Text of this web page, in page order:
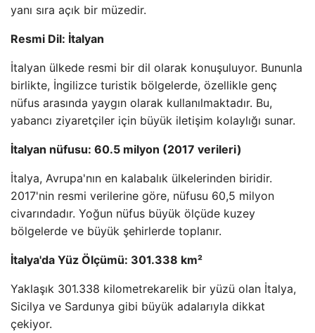
yanı sıra açık bir müzedir.
Resmi Dil: İtalyan
İtalyan ülkede resmi bir dil olarak konuşuluyor. Bununla
birlikte, İngilizce turistik bölgelerde, özellikle genç
nüfus arasında yaygın olarak kullanılmaktadır. Bu,
yabancı ziyaretçiler için büyük iletişim kolaylığı sunar.
İtalyan nüfusu: 60.5 milyon (2017 verileri)
İtalya, Avrupa'nın en kalabalık ülkelerinden biridir.
2017'nin resmi verilerine göre, nüfusu 60,5 milyon
civarındadır. Yoğun nüfus büyük ölçüde kuzey
bölgelerde ve büyük şehirlerde toplanır.
İtalya'da Yüz Ölçümü: 301.338 km²
Yaklaşık 301.338 kilometrekarelik bir yüzü olan İtalya,
Sicilya ve Sardunya gibi büyük adalarıyla dikkat
çekiyor.